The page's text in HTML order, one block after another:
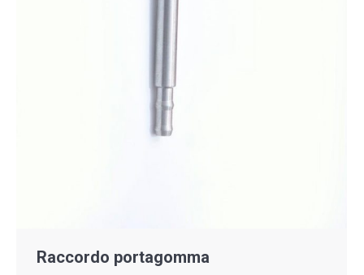
Raccordo portagomma